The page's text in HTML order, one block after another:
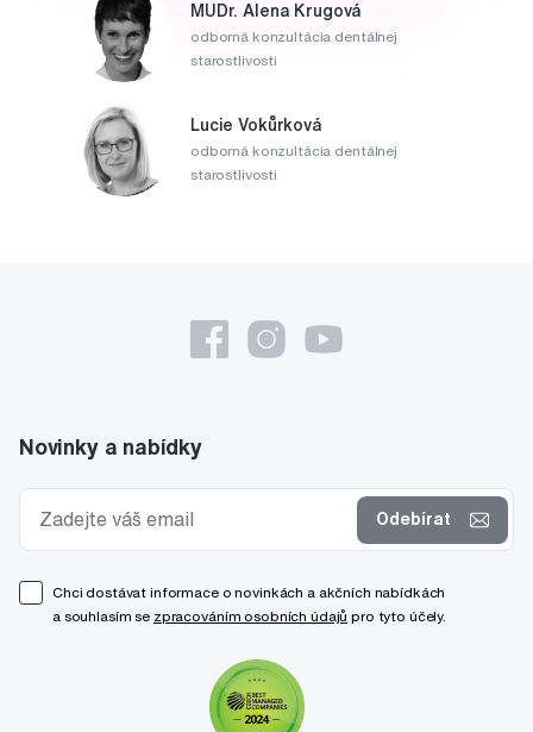
MUDr. Alena Krugová
odborná konzultácia dentálnej
starostlivosti
Lucie Vokůrková
odborná konzultácia dentálnej
starostlivosti
Novinky a nabídky
Odebírat
Chci dostávat informace o novinkách a akčních nabídkách
a souhlasím se zpracováním osobních údajů pro tyto účely.